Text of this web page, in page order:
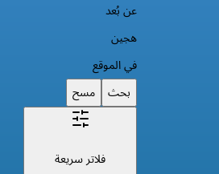
عن بُعد
هجين
في الموقع
بحث مسح
فلاتر سريعة